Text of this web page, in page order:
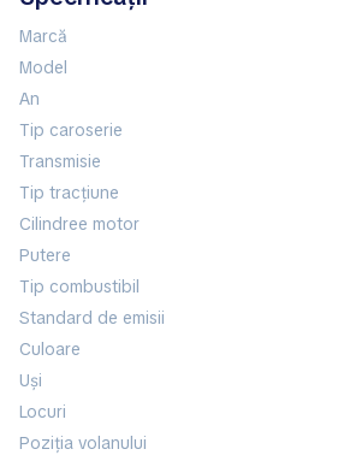
Marcă
Model
An
Tip caroserie
Transmisie
Tip tracțiune
Cilindree motor
Putere
Tip combustibil
Standard de emisii
Culoare
Uși
Locuri
Poziția volanului